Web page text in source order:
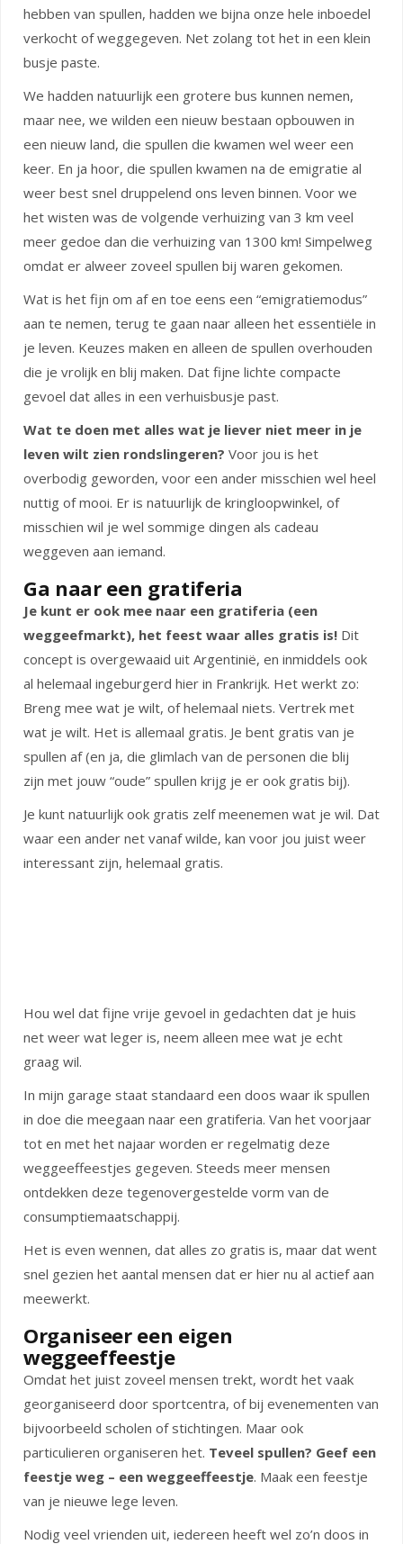
hebben van spullen, hadden we bijna onze hele inboedel
verkocht of weggegeven. Net zolang tot het in een klein
busje paste.
We hadden natuurlijk een grotere bus kunnen nemen,
maar nee, we wilden een nieuw bestaan opbouwen in
een nieuw land, die spullen die kwamen wel weer een
keer. En ja hoor, die spullen kwamen na de emigratie al
weer best snel druppelend ons leven binnen. Voor we
het wisten was de volgende verhuizing van 3 km veel
meer gedoe dan die verhuizing van 1300 km! Simpelweg
omdat er alweer zoveel spullen bij waren gekomen.
Wat is het fijn om af en toe eens een “emigratie­modus”
aan te nemen, terug te gaan naar alleen het essentiële in
je leven. Keuzes maken en alleen de spullen overhouden
die je vrolijk en blij maken. Dat fijne lichte compacte
gevoel dat alles in een verhuisbusje past.
Wat te doen met alles wat je liever niet meer in je
leven wilt zien rondslingeren? Voor jou is het
overbodig geworden, voor een ander misschien wel heel
nuttig of mooi. Er is natuurlijk de kringloopwinkel, of
misschien wil je wel sommige dingen als cadeau
weggeven aan iemand.
Ga naar een gratiferia
Je kunt er ook mee naar een gratiferia (een
weggeefmarkt), het feest waar alles gratis is! Dit
concept is overgewaaid uit Argentinië, en inmiddels ook
al helemaal ingeburgerd hier in Frankrijk. Het werkt zo:
Breng mee wat je wilt, of helemaal niets. Vertrek met
wat je wilt. Het is allemaal gratis. Je bent gratis van je
spullen af (en ja, die glimlach van de personen die blij
zijn met jouw “oude” spullen krijg je er ook gratis bij).
Je kunt natuurlijk ook gratis zelf meenemen wat je wil. Dat
waar een ander net vanaf wilde, kan voor jou juist weer
interessant zijn, helemaal gratis.
Hou wel dat fijne vrije gevoel in gedachten dat je huis
net weer wat leger is, neem alleen mee wat je echt
graag wil.
In mijn garage staat standaard een doos waar ik spullen
in doe die meegaan naar een gratiferia. Van het voorjaar
tot en met het najaar worden er regelmatig deze
weggeeffeestjes gegeven. Steeds meer mensen
ontdekken deze tegenovergestelde vorm van de
consumptiemaatschappij.
Het is even wennen, dat alles zo gratis is, maar dat went
snel gezien het aantal mensen dat er hier nu al actief aan
meewerkt.
Organiseer een eigen
weggeeffeestje
Omdat het juist zoveel mensen trekt, wordt het vaak
georganiseerd door sportcentra, of bij evenementen van
bijvoorbeeld scholen of stichtingen. Maar ook
particulieren organiseren het. Teveel spullen? Geef een
feestje weg – een weggeeffeestje. Maak een feestje
van je nieuwe lege leven.
Nodig veel vrienden uit, iedereen heeft wel zo’n doos in